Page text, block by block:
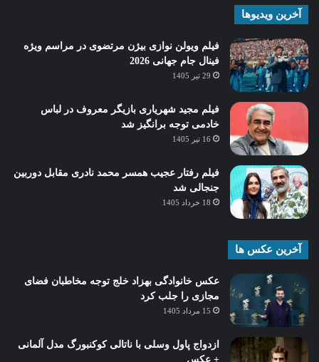
آخرین ویدیوها
فیلم ویولن نوازی بیژن مرتضوی در مراسم ویژه
فینال جام جهانی 2026
29 تیر 1405
فیلم مجید شهریاری بازیگر معروف در لباس
خادمی توجه برانگیز شد
16 تیر 1405
فیلم رفتار عجیب همسر محمد نادری مقابل دوربین
جنجالی شد
18 خرداد 1405
آخرین عکس ها
عکس خانوادگی بهزاد خلج توجه مخاطبان فضای
مجازی را جلب کرد
15 مرداد 1405
ازدواج پاول وسلی با ناتالی کوکنبورگ مدل آلمانی
+ عکس